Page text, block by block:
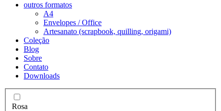
outros formatos
A4
Envelopes / Office
Artesanato (scrapbook, quilling, origami)
Coleção
Blog
Sobre
Contato
Downloads
Rosa